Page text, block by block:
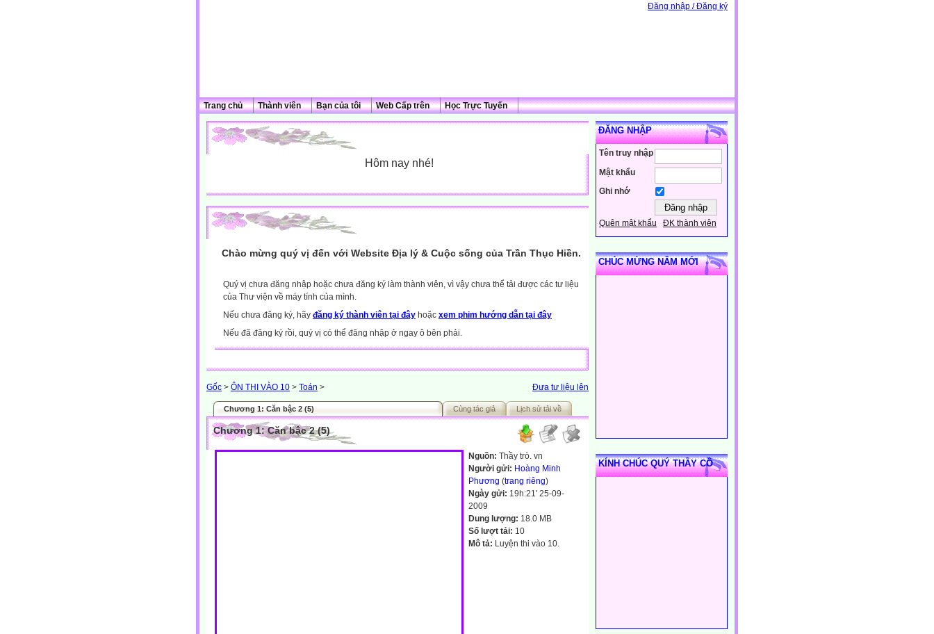
Đăng nhập / Đăng ký
Trang chủ Thành viên Bạn của tôi Web Cấp trên Học Trực Tuyến
ĐĂNG NHẬP
Tên truy nhập
Mật khẩu
Ghi nhớ
Quên mật khẩu ĐK thành viên
CHÚC MỪNG NĂM MỚI
KÍNH CHÚC QUÝ THẦY CÔ
Hôm nay nhé!
Chào mừng quý vị đến với Website Địa lý & Cuộc sống của Trần Thục Hiền.
Quý vị chưa đăng nhập hoặc chưa đăng ký làm thành viên, vì vậy chưa thể tải được các tư liệu
của Thư viện về máy tính của mình.
Nếu chưa đăng ký, hãy đăng ký thành viên tại đây hoặc xem phim hướng dẫn tại đây
Nếu đã đăng ký rồi, quý vị có thể đăng nhập ở ngay ô bên phải.
Đưa tư liệu lên
Gốc > ÔN THI VÀO 10 > Toán >
Chương 1: Căn bậc 2 (5) Cùng tác giả Lịch sử tải về
Chương 1: Căn bậc 2 (5)
Nguồn: Thầy trò. vn
Người gửi: Hoàng Minh
Phương (trang riêng)
Ngày gửi: 19h:21' 25-09-
2009
Dung lượng: 18.0 MB
Số lượt tải: 10
Mô tả: Luyện thi vào 10.